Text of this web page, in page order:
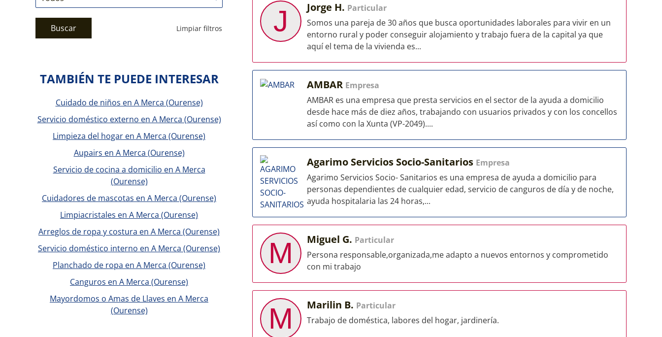
Buscar Limpiar filtros J Jorge H. Particular
Somos una pareja de 30 años que busca oportunidades laborales para vivir en un
entorno rural y poder conseguir alojamiento y trabajo fuera de la capital ya que
aquí el tema de la vivienda es...
AMBAR Empresa
AMBAR es una empresa que presta servicios en el sector de la ayuda a domicilio
desde hace más de diez años, trabajando con usuarios privados y con los concellos
así como con la Xunta (VP-2049)....
Agarimo Servicios Socio-Sanitarios Empresa
Agarimo Servicios Socio- Sanitarios es una empresa de ayuda a domicilio para
personas dependientes de cualquier edad, servicio de canguros de día y de noche,
ayuda hospitalaria las 24 horas,...
M Miguel G. Particular
Persona responsable,organizada,me adapto a nuevos entornos y comprometido
con mi trabajo
M Marilin B. Particular
Trabajo de doméstica, labores del hogar, jardinería.
TAMBIÉN TE PUEDE INTERESAR
Cuidado de niños en A Merca (Ourense)
Servicio doméstico externo en A Merca (Ourense)
Limpieza del hogar en A Merca (Ourense)
Aupairs en A Merca (Ourense)
Servicio de cocina a domicilio en A Merca
(Ourense)
Cuidadores de mascotas en A Merca (Ourense)
Limpiacristales en A Merca (Ourense)
Arreglos de ropa y costura en A Merca (Ourense)
Servicio doméstico interno en A Merca (Ourense)
Planchado de ropa en A Merca (Ourense)
Canguros en A Merca (Ourense)
Mayordomos o Amas de Llaves en A Merca
(Ourense)